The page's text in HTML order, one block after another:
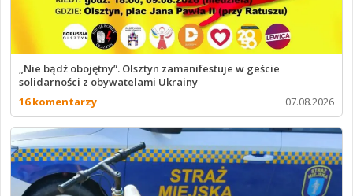
„Nie bądź obojętny”. Olsztyn zamanifestuje w geście
solidarności z obywatelami Ukrainy
16 komentarzy
07.08.2026